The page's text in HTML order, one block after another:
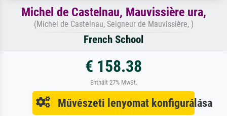
Michel de Castelnau, Mauvissière ura,
(Michel de Castelnau, Seigneur de Mauvissière, )
French School
€ 158.38
Enthält 27% MwSt.
Művészeti lenyomat konfigurálása